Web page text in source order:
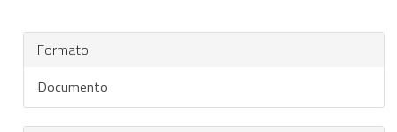
Formato
Documento